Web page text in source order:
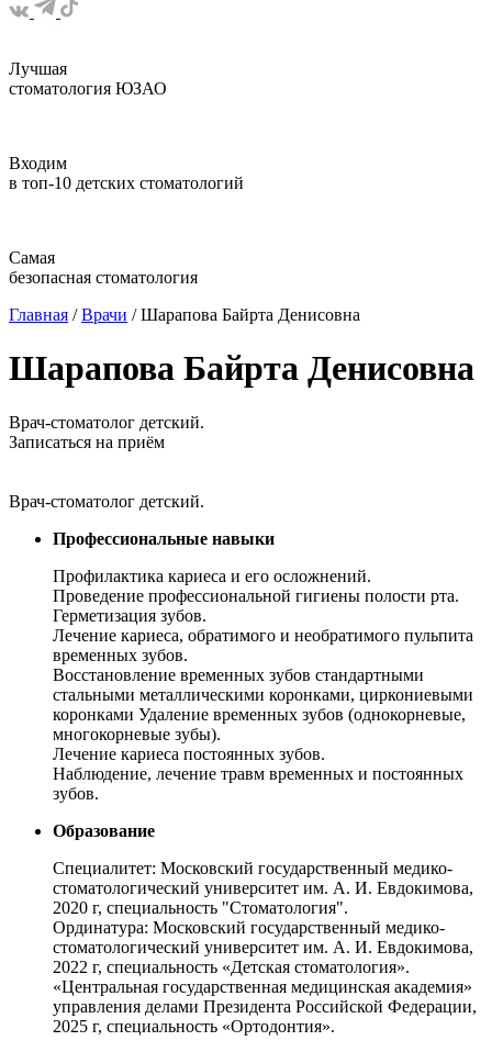
Лучшая
стоматология ЮЗАО
Входим
в топ-10 детских стоматологий
Самая
безопасная стоматология
Главная /Врачи / Шарапова Байрта Денисовна
Шарапова Байрта Денисовна
Врач-стоматолог детский.
Записаться на приём
Врач-стоматолог детский.
Профессиональные навыки
Профилактика кариеса и его осложнений.
Проведение профессиональной гигиены полости рта.
Герметизация зубов.
Лечение кариеса, обратимого и необратимого пульпита
временных зубов.
Восстановление временных зубов стандартными
стальными металлическими коронками, циркониевыми
коронками Удаление временных зубов (однокорневые,
многокорневые зубы).
Лечение кариеса постоянных зубов.
Наблюдение, лечение травм временных и постоянных
зубов.
Образование
Специалитет: Московский государственный медико-
стоматологический университет им. А. И. Евдокимова,
2020 г, специальность "Стоматология".
Ординатура: Московский государственный медико-
стоматологический университет им. А. И. Евдокимова,
2022 г, специальность «Детская стоматология».
«Центральная государственная медицинская академия»
управления делами Президента Российской Федерации,
2025 г, специальность «Ортодонтия».